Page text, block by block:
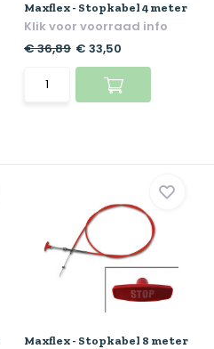
Maxflex - Stopkabel 4 meter
Klik voor voorraad info
€ 36,89 € 33,50
Maxflex - Stopkabel 8 meter